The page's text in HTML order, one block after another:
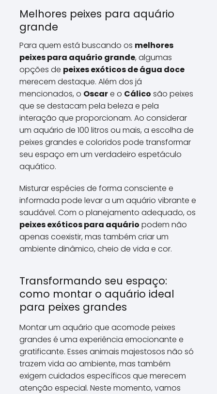
Melhores peixes para aquário
grande
Para quem está buscando os melhores
peixes para aquário grande, algumas
opções de peixes exóticos de água doce
merecem destaque. Além dos já
mencionados, o Oscare o Cálico são peixes
que se destacam pela beleza e pela
interação que proporcionam. Ao considerar
um aquário de 100 litros ou mais, a escolha de
peixes grandes e coloridos pode transformar
seu espaço em um verdadeiro espetáculo
aquático.
Misturar espécies de forma consciente e
informada pode levar a um aquário vibrante e
saudável. Com o planejamento adequado, os
peixes exóticos para aquário podem não
apenas coexistir, mas também criar um
ambiente dinâmico, cheio de vida e cor.
Transformando seu espaço:
como montar o aquário ideal
para peixes grandes
Montar um aquário que acomode peixes
grandes é uma experiência emocionante e
gratificante. Esses animais majestosos não só
trazem vida ao ambiente, mas também
exigem cuidados específicos que merecem
atenção especial. Neste momento, vamos